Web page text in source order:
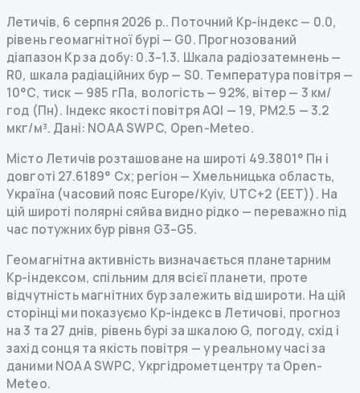
Летичів, 6 серпня 2026 р.. Поточний Kp-індекс— 0.0,
рівень геомагнітної бурі — G0. Прогнозований
діапазон Kp за добу: 0.3–1.3. Шкала радіозатемнень—
R0, шкала радіаційних бур— S0. Температура повітря —
10°C, тиск — 985 гПа, вологість — 92%, вітер — 3 км/
год (Пн). Індекс якості повітря AQI — 19, PM2.5 — 3.2
мкг/м³. Дані: NOAA SWPC, Open-Meteo.
Місто Летичів розташоване на широті 49.3801° Пн і
довготі 27.6189° Сх; регіон — Хмельницька область,
Україна (часовий пояс Europe/Kyiv, UTC+2 (EET)). На
цій широті полярні сяйва видно рідко — переважно під
час потужних бур рівня G3–G5.
Геомагнітна активність визначається планетарним
Kp-індексом, спільним для всієї планети, проте
відчутність магнітних бур залежить від широти. На цій
сторінці ми показуємо Kp-індекс в Летичові, прогноз
на 3 та 27 днів, рівень бурі за шкалою G, погоду, схід і
захід сонця та якість повітря — у реальному часі за
даними NOAA SWPC, Укргідрометцентру та Open-
Meteo.